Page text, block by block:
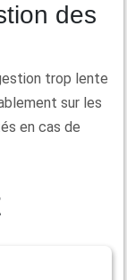
trop lente
sur les
en cas de